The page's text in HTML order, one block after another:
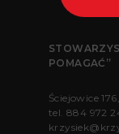
POMAGAĆ”
Ściejowice
tel. 884 972